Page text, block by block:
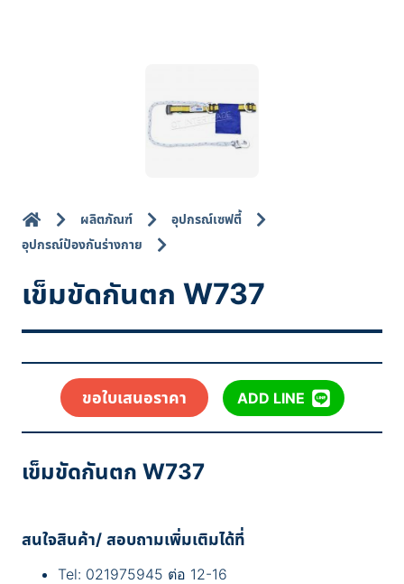
ผลิตภัณฑ์
อุปกรณ์เซฟตี้
อุปกรณ์ป้องกันร่างกาย
เข็มขัดกันตก W737
ขอใบเสนอราคา ADD LINE
เข็มขัดกันตก W737
สนใจสินค้า/ สอบถามเพิ่มเติมได้ที่
Tel: 021975945 ต่อ 12-16